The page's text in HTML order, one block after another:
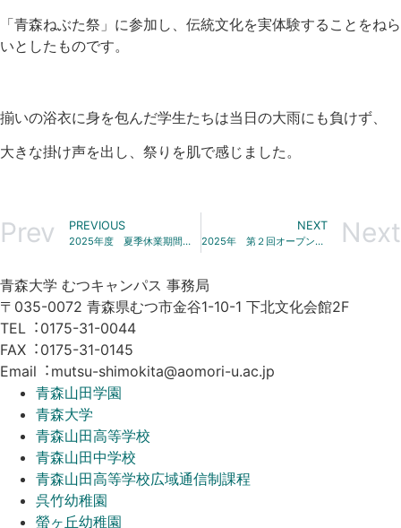
「青森ねぶた祭」に参加し、伝統文化を実体験することをねら
いとしたものです。
揃いの浴衣に身を包んだ学生たちは当日の大雨にも負けず、
大きな掛け声を出し、祭りを肌で感じました。
Prev PREVIOUS
2025年度 夏季休業期間に伴う窓口業務停止等のお知らせ
NEXT
2025年 第２回オープンキャンパスを開催しました！ Next
⻘森⼤学 むつキャンパス 事務局
〒035-0072 青森県むつ市金谷1-10-1 下北文化会館2F
TEL︓0175-31-0044
FAX︓0175-31-0145
Email︓mutsu-shimokita@aomori-u.ac.jp
青森山田学園
青森大学
青森山田高等学校
青森山田中学校
青森山田高等学校広域通信制課程
呉竹幼稚園
螢ヶ丘幼稚園